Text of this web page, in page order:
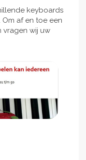
keyboards
af en toe een
vragen wij uw